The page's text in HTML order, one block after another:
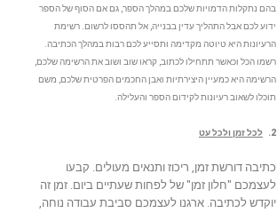
בהם נתקלות הדמויות שלכם במהלך הספר, גם אם הסוף של הספר
ידוע לכם אבל התהליך עדין בבנייה, אל תהססו לרשום. רשימת
הרעיונות היא טיוטה מקדימה ותסייע לכם רבות במהלך הכתיבה.
רשמו הכל וכאשר תתחילו לכתוב, קראו שוב ושוב את הרשימה שלכם,
הרשימה היא כמעיין היצירתיות ואבן החכמים הפרטית שלכם, משם
תוכלו לשאוב רעיונות לקידום הספר והעלילה.
2. לכל זמן ולכל עט
כתיבה דורשת זמן, ריכוז ותנאים מעולים. קבעו
לעצמכם "חלון זמן" של לפחות שעתיים ביום. זמן זה
יוקדש לכתיבה. ארגנו לעצמכם סביבת עבודה נוחה,